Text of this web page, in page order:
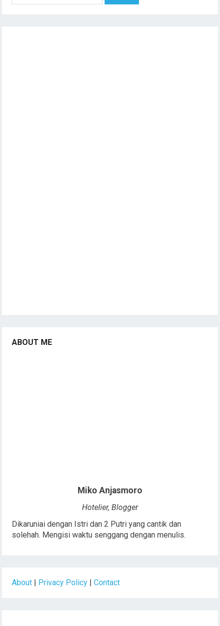
ABOUT ME
Miko Anjasmoro
Hotelier, Blogger
Dikaruniai dengan Istri dan 2 Putri yang cantik dan
solehah. Mengisi waktu senggang dengan menulis.
About | Privacy Policy |Contact